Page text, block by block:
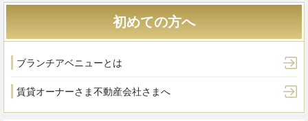
初めての方へ
ブランチアベニューとは
賃貸オーナーさま不動産会社さまへ